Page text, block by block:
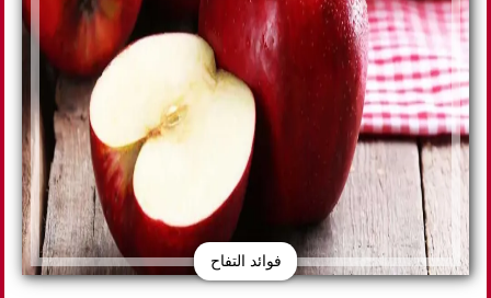
فوائد التفاح